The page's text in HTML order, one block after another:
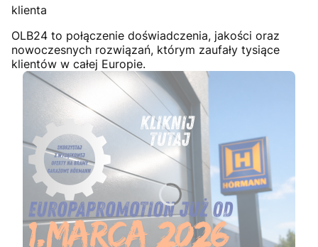
klienta
OLB24 to połączenie doświadczenia, jakości oraz
nowoczesnych rozwiązań, którym zaufały tysiące
klientów w całej Europie.